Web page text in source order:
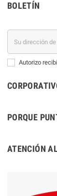
BOLETÍN
Autorizo
PORQUE
ATENCIÓN